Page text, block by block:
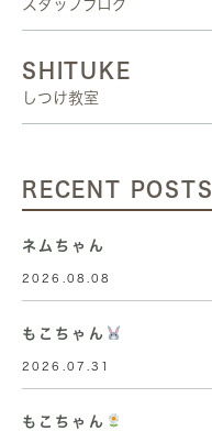
スタッフブログ
SHITUKE
しつけ教室
RECENT POSTS
ネムちゃん
2026.08.08
もこちゃん
2026.07.31
もこちゃん